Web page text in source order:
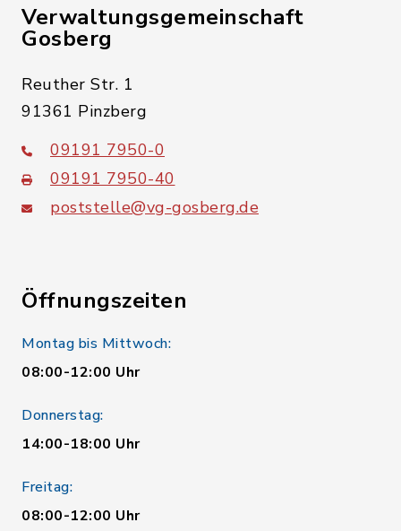
Verwaltungsgemeinschaft
Gosberg
Reuther Str. 1
91361 Pinzberg
09191 7950-0
09191 7950-40
poststelle@vg-gosberg.de
Öffnungszeiten
Montag bis Mittwoch:
08:00-12:00 Uhr
Donnerstag:
14:00-18:00 Uhr
Freitag:
08:00-12:00 Uhr